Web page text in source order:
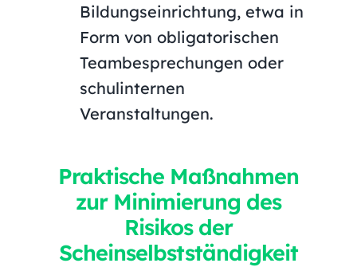
Bildungseinrichtung, etwa in
Form von obligatorischen
Teambesprechungen oder
schulinternen
Veranstaltungen.
Praktische Maßnahmen
zur Minimierung des
Risikos der
Scheinselbstständigkeit